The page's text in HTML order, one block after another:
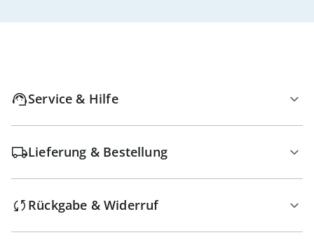
Service & Hilfe
Lieferung & Bestellung
Rückgabe & Widerruf